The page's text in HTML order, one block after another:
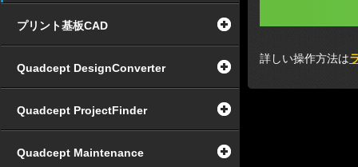
プリント基板CAD
Quadcept DesignConverter
Quadcept ProjectFinder
Quadcept Maintenance
詳しい操作方法は